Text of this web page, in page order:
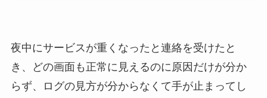
夜中にサービスが重くなったと連絡を受けたと
き、どの画面も正常に見えるのに原因だけが分か
らず、ログの見方が分からなくて手が止まってし